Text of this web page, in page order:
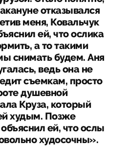
отказывался
меня, Ковальчук
ей, что ослика
а то такими
снимать будем. Аня
ведь она не
съемкам, просто
душевной
Круза, который
худым. Позже
ей, что ослы
худосочны».